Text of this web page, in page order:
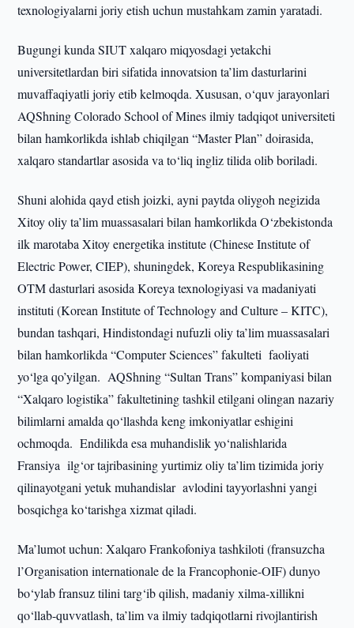
texnologiyalarni joriy etish uchun mustahkam zamin yaratadi.
Bugungi kunda SIUT xalqaro miqyosdagi yetakchi
universitetlardan biri sifatida innovatsion ta’lim dasturlarini
muvaffaqiyatli joriy etib kelmoqda. Xususan, o‘quv jarayonlari
AQShning Colorado School of Mines ilmiy tadqiqot universiteti
bilan hamkorlikda ishlab chiqilgan “Master Plan” doirasida,
xalqaro standartlar asosida va to‘liq ingliz tilida olib boriladi.
Shuni alohida qayd etish joizki, ayni paytda oliygoh negizida
Xitoy oliy ta’lim muassasalari bilan hamkorlikda O‘zbekistonda
ilk marotaba Xitoy energetika institute (Chinese Institute of
Electric Power, CIEP), shuningdek, Koreya Respublikasining
OTM dasturlari asosida Koreya texnologiyasi va madaniyati
instituti (Korean Institute of Technology and Culture – KITC),
bundan tashqari, Hindistondagi nufuzli oliy ta’lim muassasalari
bilan hamkorlikda “Computer Sciences” fakulteti faoliyati
yo‘lga qo’yilgan. AQShning “Sultan Trans” kompaniyasi bilan
“Xalqaro logistika” fakultetining tashkil etilgani olingan nazariy
bilimlarni amalda qo‘llashda keng imkoniyatlar eshigini
ochmoqda. Endilikda esa muhandislik yo‘nalishlarida
Fransiya ilg‘or tajribasining yurtimiz oliy ta’lim tizimida joriy
qilinayotgani yetuk muhandislar avlodini tayyorlashni yangi
bosqichga ko‘tarishga xizmat qiladi.
Ma’lumot uchun: Xalqaro Frankofoniya tashkiloti (fransuzcha
l’Organisation internationale de la Francophonie-OIF) dunyo
bo‘ylab fransuz tilini targ‘ib qilish, madaniy xilma-xillikni
qo‘llab-quvvatlash, ta’lim va ilmiy tadqiqotlarni rivojlantirish